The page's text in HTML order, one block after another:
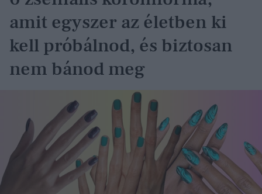
amit egyszer az életben ki
kell próbálnod, és biztosan
nem bánod meg